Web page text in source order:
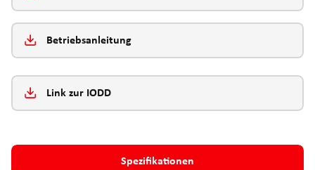
Betriebsanleitung
Link zur IODD
Spezifikationen